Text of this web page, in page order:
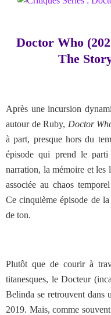
Doctor Who
The
Après une incursion
autour de Ruby, Doctor
à part, presque hors du
épisode qui prend le
narration, la mémoire et les
associée au chaos
Ce cinquième épisode de
de ton.
Plutôt que de courir à
titanesques, le Docteur
Belinda se retrouvent dans
2019. Mais, comme